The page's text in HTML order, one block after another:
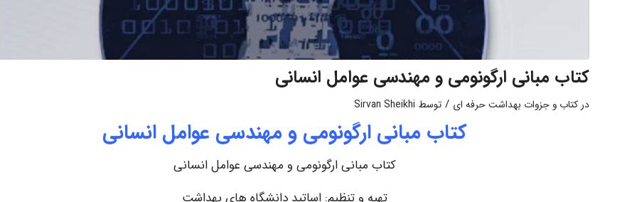
کتاب مبانی ارگونومی و مهندسی عوامل انسانی
در کتاب و جزوات بهداشت حرفه ای / توسط Sirvan Sheikhi
کتاب مبانی ارگونومی و مهندسی عوامل انسانی
کتاب مبانی ارگونومی و مهندسی عوامل انسانی
تهیه و تنظیم: اساتید دانشگاه های بهداشت